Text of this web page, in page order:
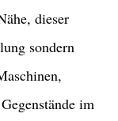
dieser
sondern
im